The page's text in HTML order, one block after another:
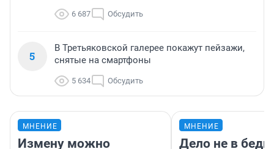
6 687 Обсудить
5
В Третьяковской галерее покажут пейзажи,
снятые на смартфоны
5 634 Обсудить
МНЕНИЕ
Измену можно
МНЕНИЕ
Дело не в